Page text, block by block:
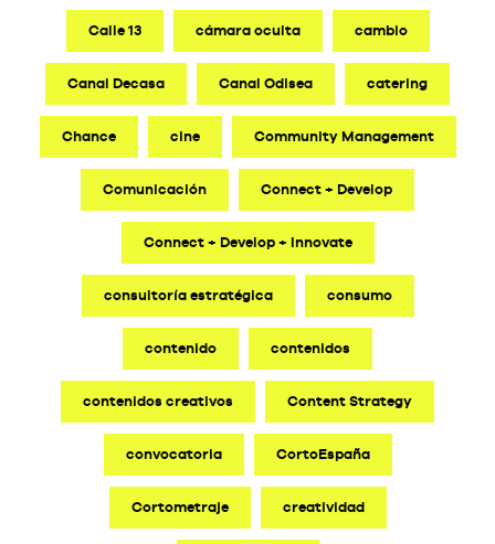
Calle 13 cámara oculta cambio
Canal Decasa Canal Odisea catering
Chance cine Community Management
Comunicación Connect + Develop
Connect + Develop + Innovate
consultoría estratégica consumo
contenido contenidos
contenidos creativos Content Strategy
convocatoria CortoEspaña
Cortometraje creatividad